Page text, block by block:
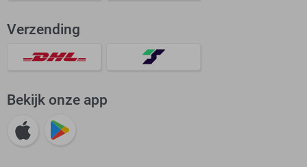
Verzending
Bekijk onze app